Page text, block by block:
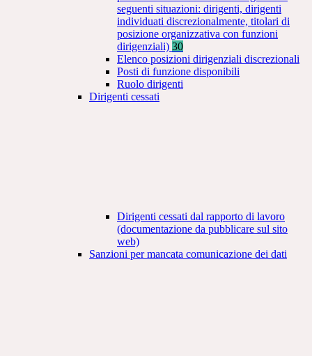
seguenti situazioni: dirigenti, dirigenti
individuati discrezionalmente, titolari di
posizione organizzativa con funzioni
dirigenziali) 30
Elenco posizioni dirigenziali discrezionali
Posti di funzione disponibili
Ruolo dirigenti
Dirigenti cessati
Dirigenti cessati dal rapporto di lavoro
(documentazione da pubblicare sul sito
web)
Sanzioni per mancata comunicazione dei dati